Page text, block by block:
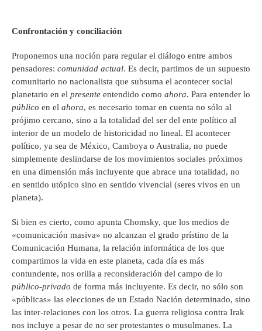
Confrontación y conciliación
Proponemos una noción para regular el diálogo entre ambos
pensadores: comunidad actual. Es decir, partimos de un supuesto
comunitario no nacionalista que subsuma el acontecer social
planetario en el presente entendido como ahora. Para entender lo
público en el ahora, es necesario tomar en cuenta no sólo al
prójimo cercano, sino a la totalidad del ser del ente político al
interior de un modelo de historicidad no lineal. El acontecer
político, ya sea de México, Camboya o Australia, no puede
simplemente deslindarse de los movimientos sociales próximos
en una dimensión más incluyente que abrace una totalidad, no
en sentido utópico sino en sentido vivencial (seres vivos en un
planeta).
Si bien es cierto, como apunta Chomsky, que los medios de
«comunicación masiva» no alcanzan el grado prístino de la
Comunicación Humana, la relación informática de los que
compartimos la vida en este planeta, cada día es más
contundente, nos orilla a reconsideración del campo de lo
público-privado de forma más incluyente. Es decir, no sólo son
«públicas» las elecciones de un Estado Nación determinado, sino
las inter-relaciones con los otros. La guerra religiosa contra Irak
nos incluye a pesar de no ser protestantes o musulmanes. La